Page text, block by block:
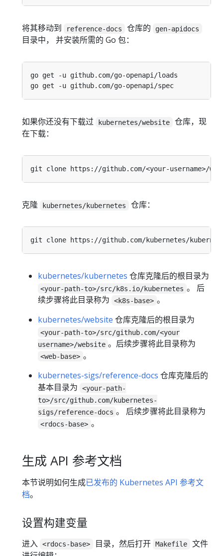
将其移动到 reference-docs 仓库的 gen-apidocs
目录中， 并安装所需的 Go 包：
如果你还没有下载过 kubernetes/website
仓库，现
在下载：
克隆 kubernetes/kubernetes 仓库：
kubernetes/kubernetes 仓库克隆后的根目录为
<your-path-to>/src/k8s.io/kubernetes 。 后
续步骤将此目录称为
<k8s-base> 。
kubernetes/website 仓库克隆后的根目录为
<your-path-to>/src/github.com/<your
username>/website 。后续步骤将此目录称为
<web-base> 。
kubernetes-sigs/reference-docs 仓库克隆后的
基本目录为
<your-path-
to>/src/github.com/kubernetes-
sigs/reference-docs 。 后续步骤将此目录称为
<rdocs-base> 。
生成 API 参考文档
本节说明如何生成已发布的 Kubernetes API 参考文
档。
设置构建变量
进入 <rdocs-base> 目录，然后打开 Makefile
文件